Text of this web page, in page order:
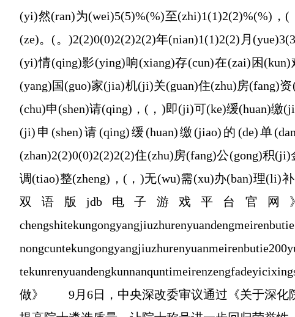
(yi)然(ran)为(wei)5(5)%(%)至(zhi)1(1)2(2)%(%)，
(ze)。(。)2(2)0(0)2(2)2(2)年(nian)1(1)2(2)月
(yi)情(qing)影(ying)响(xiang)存(cun)在(zai)困
(yang)国(guo)家(jia)机(ji)关(guan)住(zhu)房(fang)
(chu)申(shen)请(qing)，(，)即(ji)可(ke)缓(huan)缴
(ji)申(shen)请(qing)缓(huan)缴(jiao)的(de)单
(zhan)2(2)0(0)2(2)2(2)住(zhu)房(fang)公(gong)积
调(tiao)整(zheng)，(，)无(wu)需(xu)办(ban)理(li)
双语版jdb电子游戏平台官网》
做》 9月6日，中央深改委审议通过《关于深化